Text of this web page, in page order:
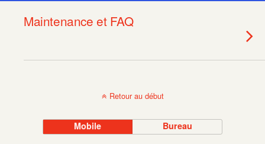
Maintenance et FAQ
Retour au début
Mobile Bureau